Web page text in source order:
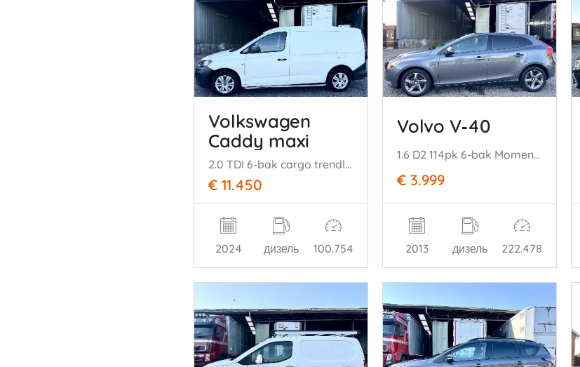
Volkswagen
Caddy maxi
2.0 TDI 6-bak cargo trendline - nap - 1e eig - carplay - virtual - front + line assist - clima - cruise - pdc
€ 11.450
2024 дизель 100.754
Volvo V‑40
1.6 D2 114pk 6-bak Momentum - navi - camera - velgen - sfeerverl - getint glas - pdc - rijdbaar
€ 3.999
2013 дизель 222.478